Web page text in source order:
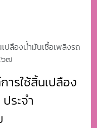
ปลืองน้ำมันเชื้อเพลิงรถ
๖๗
รใช้สิ้นเปลือง
ระจำ